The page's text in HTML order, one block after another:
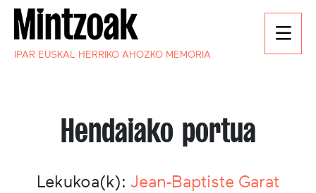
IPAR EUSKAL HERRIKO AHOZKO MEMORIA
Hendaiako portua
Lekukoa(k): Jean-Baptiste Garat